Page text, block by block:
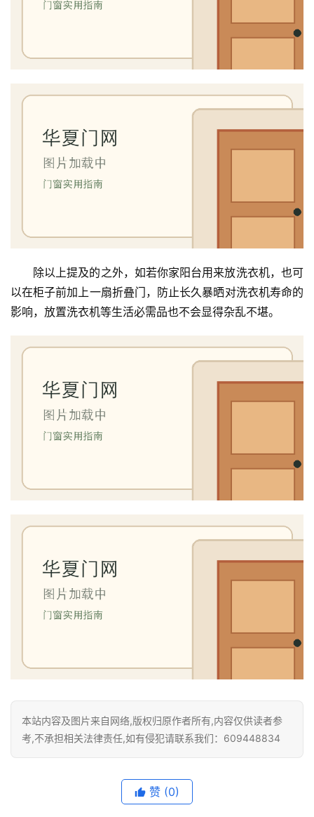
除以上提及的之外，如若你家阳台用来放洗衣机，也可
以在柜子前加上一扇折叠门，防止长久暴晒对洗衣机寿命的
影响，放置洗衣机等生活必需品也不会显得杂乱不堪。
本站内容及图片来自网络,版权归原作者所有,内容仅供读者参
考,不承担相关法律责任,如有侵犯请联系我们：609448834
赞 (0)